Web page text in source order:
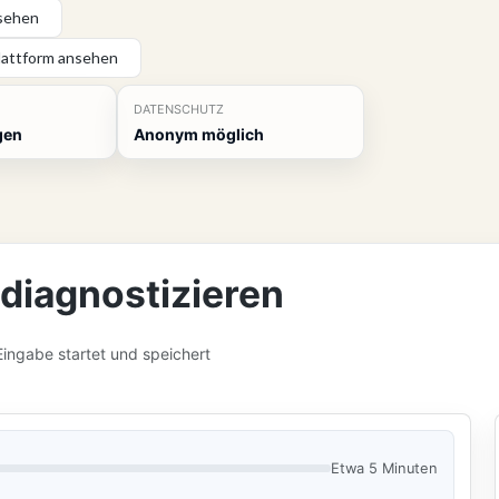
ansehen
DATENSCHUTZ
Anonym möglich
startet und speichert
Etwa 5 Minuten